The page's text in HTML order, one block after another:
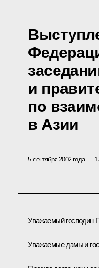
и
по
в Азии
5 сентября 2002 года
Уважаемый господин
Уважаемые дамы и